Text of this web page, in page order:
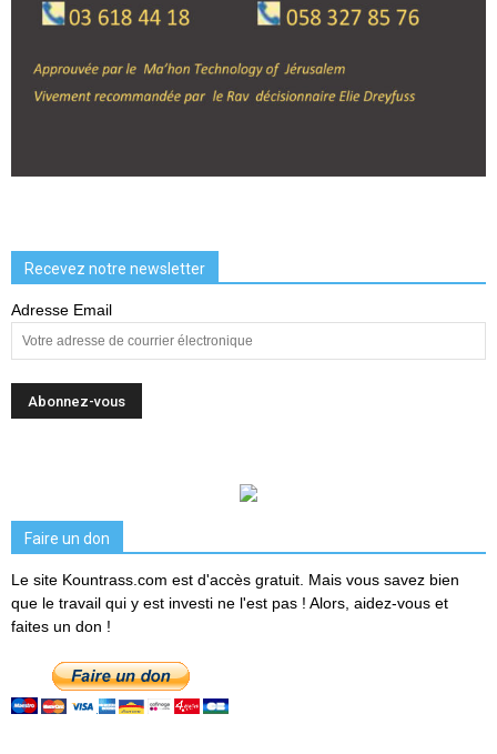
Recevez notre newsletter
Adresse Email
Faire un don
Le site Kountrass.com est d'accès gratuit. Mais vous savez bien
que le travail qui y est investi ne l'est pas ! Alors, aidez-vous et
faites un don !